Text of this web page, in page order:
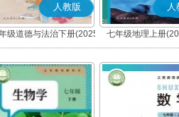
人教版
级道德与法治下册(2025
春版)(部编版)
人
七年级地理上册